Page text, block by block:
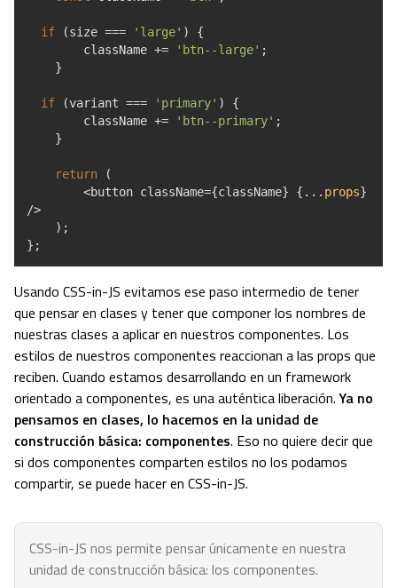
if (size === 'large' )
{
className += 'btn--large' ;
}
if (variant === 'primary' )
{
className += 'btn--primary' ;
}
return
(
<button className={className} { ... props}
/>
) ;
} ;
Usando CSS-in-JS evitamos ese paso intermedio de tener
que pensar en clases y tener que componer los nombres de
nuestras clases a aplicar en nuestros componentes. Los
estilos de nuestros componentes reaccionan a las props que
reciben. Cuando estamos desarrollando en un framework
orientado a componentes, es una auténtica liberación.Ya no
pensamos en clases, lo hacemos en la unidad de
construcción básica: componentes. Eso no quiere decir que
si dos componentes comparten estilos no los podamos
compartir, se puede hacer en CSS-in-JS.
CSS-in-JS nos permite pensar únicamente en nuestra
unidad de construcción básica: los componentes.